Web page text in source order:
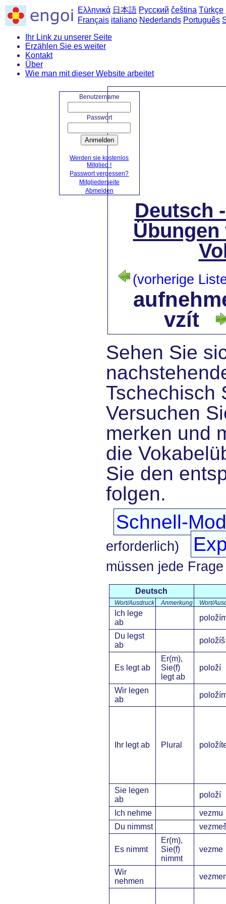
Ελληνικά 日本語 Русский čeština Türkçe
Français italiano Nederlands Português
Ihr Link zu unserer Seite
Erzählen Sie es weiter
Kontakt
Über
Wie man mit dieser Website arbeitet
Benutzername
Passwort
Anmelden
Werden sie kostenlos
Mitglied !
Passwort vergessen?
Mitgliederseite
Abmelden
Deutsch
Übungen
(vorherige
vzít
Sehen Sie
Tschechisch
Versuchen
merken und
die
Sie den
folgen.
Schnell-
erforderlich)
müssen jede
Deutsch
Wort/Ausdruck Anmerkung Wort/
Ich lege
ab
Du legst
ab
položíš
Es legt ab
Er(m),
Sie(f)
legt ab
položí
Wir legen
ab
Ihr legt ab Plural
Sie legen
ab
položí
Ich nehme
vezmu
Du nimmst
Es nimmt
Er(m),
Sie(f)
nimmt
vezme
Wir
nehmen